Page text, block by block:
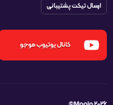
ارسال تیکت پشتیبانی
کانال یوتیوب موجو